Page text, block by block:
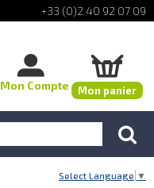
+33 (0)2 40 92 07 09
Mon Compte Mon panier
Select Language ▼